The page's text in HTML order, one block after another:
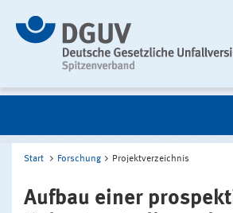
Start Forschung Projektverzeichnis
Aufbau einer